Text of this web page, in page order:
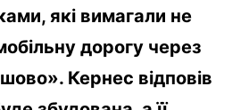
які вимагали не
дорогу через
Кернес відповів